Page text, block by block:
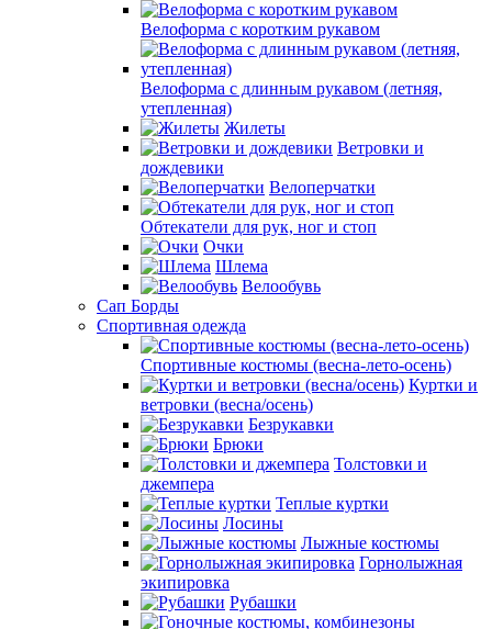
Велоформа с коротким рукавом
Велоформа с длинным рукавом (летняя,
утепленная)
Жилеты
Ветровки и
дождевики
Велоперчатки
Обтекатели для рук, ног и стоп
Очки
Шлема
Велообувь
Сап Борды
Спортивная одежда
Спортивные костюмы (весна-лето-осень)
Куртки и
ветровки (весна/осень)
Безрукавки
Брюки
Толстовки и
джемпера
Теплые куртки
Лосины
Лыжные костюмы
Горнолыжная
экипировка
Рубашки